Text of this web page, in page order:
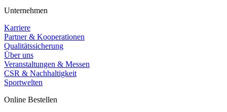
Unternehmen
Karriere
Partner & Kooperationen
Qualitätssicherung
Über uns
Veranstaltungen & Messen
CSR & Nachhaltigkeit
Sportwelten
Online Bestellen